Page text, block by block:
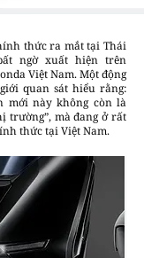
thức ra mắt tại Thái
ngờ xuất hiện trên
Việt Nam. Một động
quan sát hiểu rằng:
mới này không còn là
trường”, mà đang ở rất
thức tại Việt Nam.